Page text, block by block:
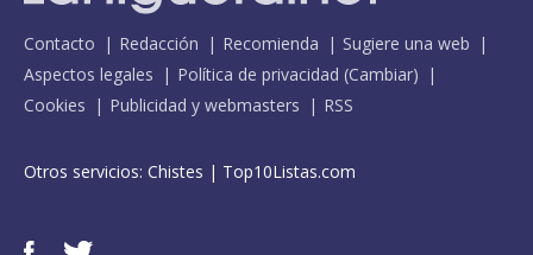
Contacto Redacción Recomienda
Sugiere una web
Aspectos legales
Política de privacidad (Cambiar)
Cookies
Publicidad y webmasters RSS
Otros servicios: Chistes | Top10Listas.com